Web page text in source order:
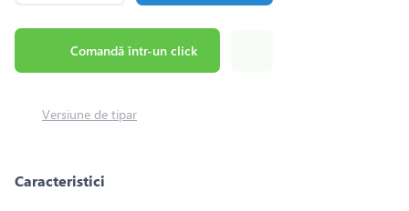
Comandă într-un click
Versiune de tipar
Caracteristici